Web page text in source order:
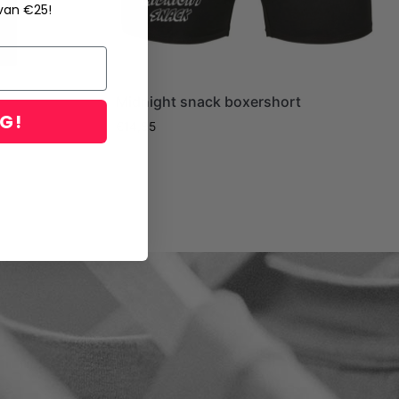
Midnight snack boxershort
14,95
€25!